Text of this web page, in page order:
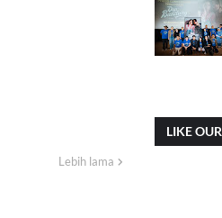
Lebih lama
LIKE